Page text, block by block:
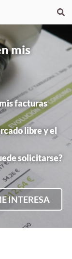
mis
facturas
libre y el
solicitarse?
INTERESA